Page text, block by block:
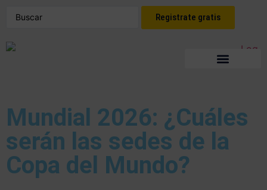
Registrate gratis
Mundial 2026: ¿Cuáles
serán las sedes de la
Copa del Mundo?